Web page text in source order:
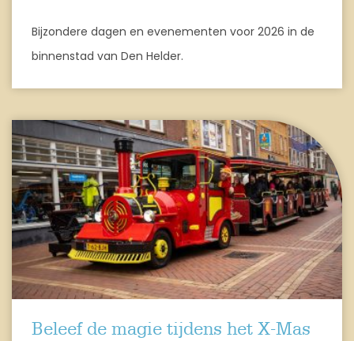
Bijzondere dagen en evenementen voor 2026 in de
binnenstad van Den Helder.
Beleef de magie tijdens het X-Mas